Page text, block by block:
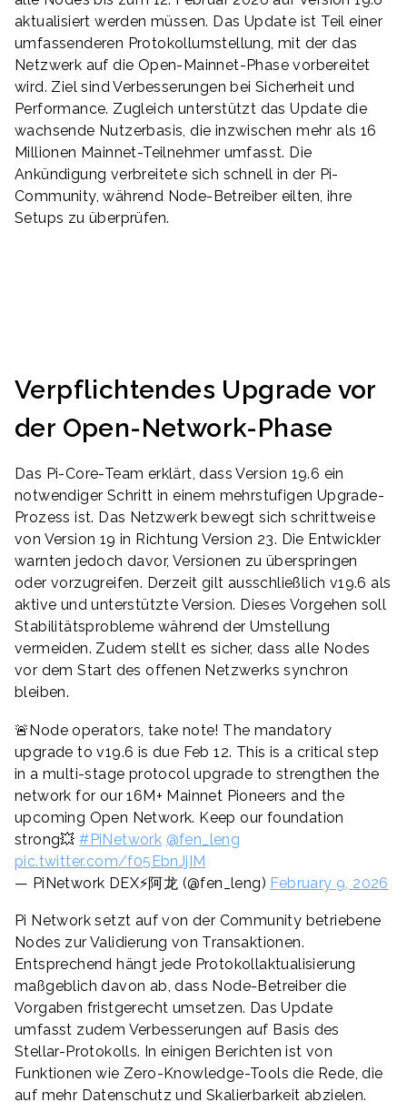
aktualisiert werden müssen. Das Update ist Teil einer
umfassenderen Protokollumstellung, mit der das
Netzwerk auf die Open-Mainnet-Phase vorbereitet
wird. Ziel sind Verbesserungen bei Sicherheit und
Performance. Zugleich unterstützt das Update die
wachsende Nutzerbasis, die inzwischen mehr als 16
Millionen Mainnet-Teilnehmer umfasst. Die
Ankündigung verbreitete sich schnell in der Pi-
Community, während Node-Betreiber eilten, ihre
Setups zu überprüfen.
Verpflichtendes Upgrade vor
der Open-Network-Phase
Das Pi-Core-Team erklärt, dass Version 19.6 ein
notwendiger Schritt in einem mehrstufigen Upgrade-
Prozess ist. Das Netzwerk bewegt sich schrittweise
von Version 19 in Richtung Version 23. Die Entwickler
warnten jedoch davor, Versionen zu überspringen
oder vorzugreifen. Derzeit gilt ausschließlich v19.6 als
aktive und unterstützte Version. Dieses Vorgehen soll
Stabilitätsprobleme während der Umstellung
vermeiden. Zudem stellt es sicher, dass alle Nodes
vor dem Start des offenen Netzwerks synchron
bleiben.
🚨Node operators, take note! The mandatory
upgrade to v19.6 is due Feb 12. This is a critical step
in a multi-stage protocol upgrade to strengthen the
network for our 16M+ Mainnet Pioneers and the
upcoming Open Network. Keep our foundation
strong💥#PiNetwork @fen_leng
pic.twitter.com/f05EbnJjIM
— PiNetwork DEX⚡️阿龙 (@fen_leng) February 9, 2026
Pi Network setzt auf von der Community betriebene
Nodes zur Validierung von Transaktionen.
Entsprechend hängt jede Protokollaktualisierung
maßgeblich davon ab, dass Node-Betreiber die
Vorgaben fristgerecht umsetzen. Das Update
umfasst zudem Verbesserungen auf Basis des
Stellar-Protokolls. In einigen Berichten ist von
Funktionen wie Zero-Knowledge-Tools die Rede, die
auf mehr Datenschutz und Skalierbarkeit abzielen.